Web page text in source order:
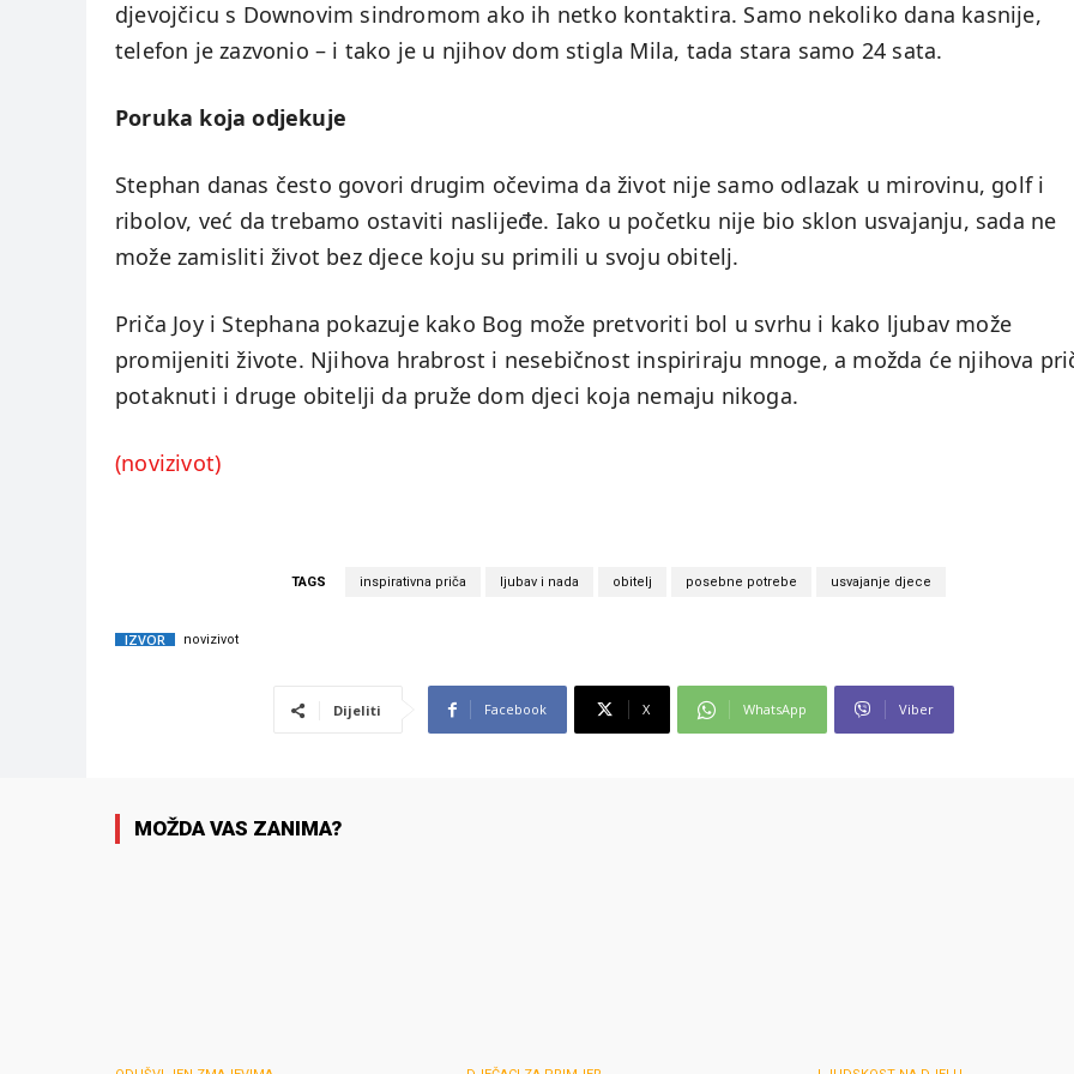
djevojčicu s Downovim sindromom ako ih netko kontaktira. Samo nekoliko dana kasnije,
telefon je zazvonio – i tako je u njihov dom stigla Mila, tada stara samo 24 sata.
Poruka koja odjekuje
Stephan danas često govori drugim očevima da život nije samo odlazak u mirovinu, golf i
ribolov, već da trebamo ostaviti naslijeđe. Iako u početku nije bio sklon usvajanju, sada ne
može zamisliti život bez djece koju su primili u svoju obitelj.
Priča Joy i Stephana pokazuje kako Bog može pretvoriti bol u svrhu i kako ljubav može
promijeniti živote. Njihova hrabrost i nesebičnost inspiriraju mnoge, a možda će njihova
potaknuti i druge obitelji da pruže dom djeci koja nemaju nikoga.
(novizivot)
TAGS inspirativna priča ljubav i nada obitelj posebne potrebe usvajanje djece
IZVOR novizivot
Dijeliti Facebook X WhatsApp Viber
MOŽDA VAS ZANIMA?